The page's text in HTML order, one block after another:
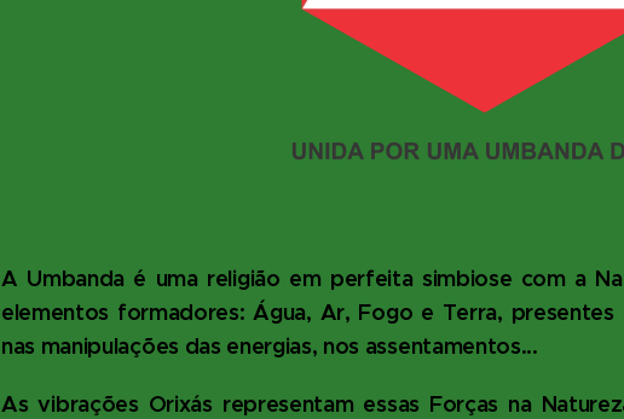
A Umbanda é uma religião em perfeita simbiose com a
elementos formadores: Água, Ar, Fogo e Terra,
nas manipulações das energias, nos assentamentos...
As vibrações Orixás representam essas Forças na